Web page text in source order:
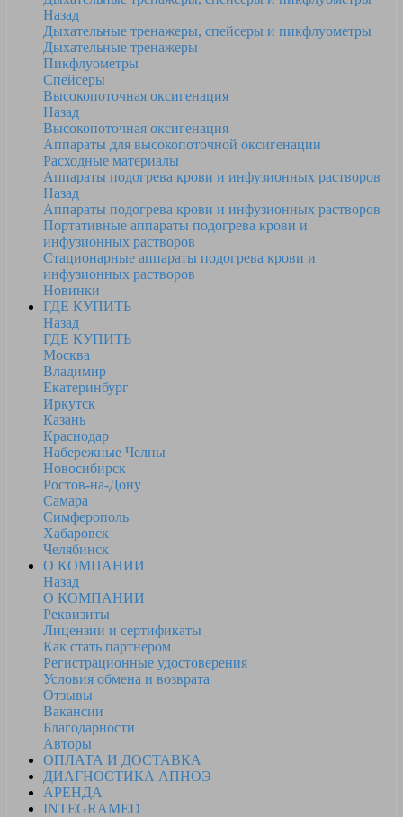
Назад
Дыхательные тренажеры, спейсеры и пикфлуометры
Дыхательные тренажеры
Пикфлуометры
Спейсеры
Высокопоточная оксигенация
Назад
Высокопоточная оксигенация
Аппараты для высокопоточной оксигенации
Расходные материалы
Аппараты подогрева крови и инфузионных растворов
Назад
Аппараты подогрева крови и инфузионных растворов
Портативные аппараты подогрева крови и
инфузионных растворов
Стационарные аппараты подогрева крови и
инфузионных растворов
Новинки
ГДЕ КУПИТЬ
Назад
ГДЕ КУПИТЬ
Москва
Владимир
Екатеринбург
Иркутск
Казань
Краснодар
Набережные Челны
Новосибирск
Ростов-на-Дону
Самара
Симферополь
Хабаровск
Челябинск
О КОМПАНИИ
Назад
О КОМПАНИИ
Реквизиты
Лицензии и сертификаты
Как стать партнером
Регистрационные удостоверения
Условия обмена и возврата
Отзывы
Вакансии
Благодарности
Авторы
ОПЛАТА И ДОСТАВКА
ДИАГНОСТИКА АПНОЭ
АРЕНДА
INTEGRAMED